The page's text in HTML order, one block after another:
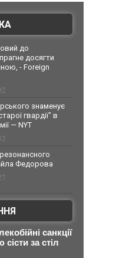
до
досягти
- Foreign
знаменує
гвардії" в
— NYT
Федорова
санкції
за стіл